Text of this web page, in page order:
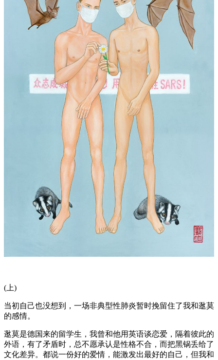
(上)
当初自己也没想到，一场非典型性肺炎暂时挽留住了我和逖莫
的感情。
逖莫是德国来的留学生，我曾和他用英语谈恋爱，隔着彼此的
外语，有了矛盾时，总不愿承认是性格不合，而把黑锅丢给了
文化差异。都说一份好的爱情，能激发出最好的自己，但我和